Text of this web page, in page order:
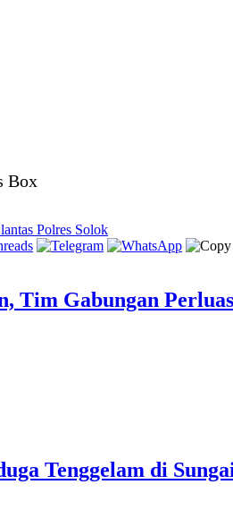
Box
Polres Solok
Tim Gabungan
Tenggelam di